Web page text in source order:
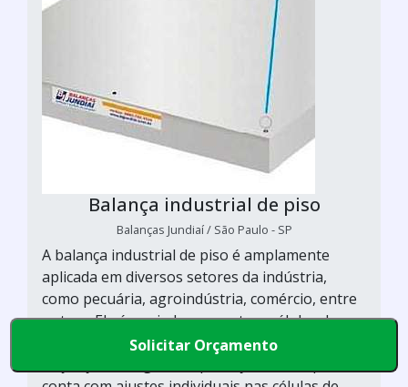
Balança industrial de piso
Balanças Jundiaí / São Paulo - SP
A balança industrial de piso é amplamente
aplicada em diversos setores da indústria,
como pecuária, agroindústria, comércio, entre
outros. Ela é apoiada em quatros células de
carga de alta precisão e interligada a uma caixa
Solicitar Orçamento